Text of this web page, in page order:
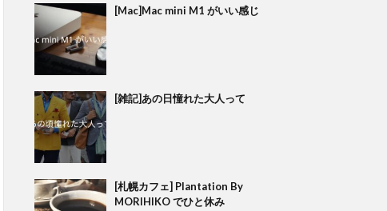
[Mac]Mac mini M1 がいい感じ
[雑記]あの日憧れた大人って
[札幌カフェ] Plantation By
MORIHIKO でひと休み